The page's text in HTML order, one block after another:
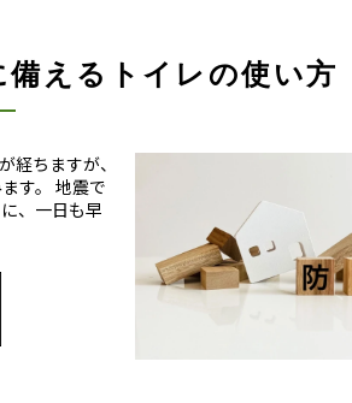
備えるトイレの使い方
経ちますが、
す。 地震で
、一日も早